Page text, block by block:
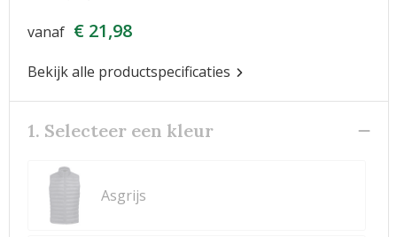
vanaf € 21,98
Bekijk alle productspecificaties
1. Selecteer een kleur
Asgrijs